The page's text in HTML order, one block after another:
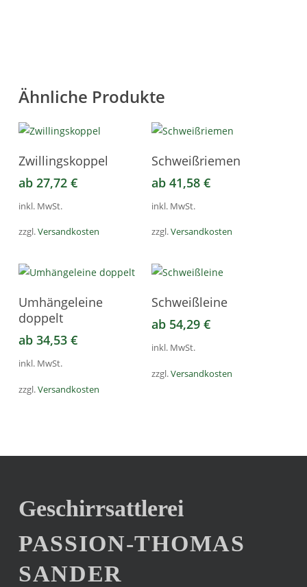
Ähnliche Produkte
Ausführung Wählen
Produkt
weist
mehrere
auf.
Optionen
auf
der
Produktseite
gewählt
Zwillingskoppel
ab 27,72 €
inkl. MwSt.
zzgl.Versandkosten
Ausführung Wählen
Produkt
weist
mehrere
auf.
Optionen
auf
der
Produktseite
werden
Schweißriemen
ab41,58€
inkl. MwSt.
zzgl.Versandkosten
Ausführung Wählen
Produkt
weist
mehrere
Varianten
Die
gewählt
Umhängeleine
doppelt
ab 34,53 €
inkl. MwSt.
zzgl.Versandkosten
Ausführung Wählen
Produkt
weist
mehrere
auf.
gewählt
Schweißleine
ab 54,29€
inkl. MwSt.
zzgl.Versandkosten
Geschirrsattlerei
PASSION-THOMAS
SANDER